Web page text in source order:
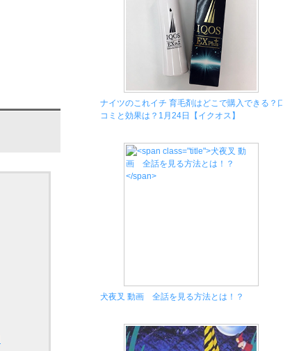
ナイツのこれイチ 育毛剤はどこで購入できる？口
コミと効果は？1月24日【イクオス】
犬夜叉 動画 全話を見る方法とは！？